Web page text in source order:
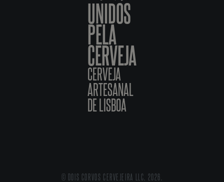
UNIDOS
PELA
CERVEJA
CERVEJA
ARTESANAL
DE LISBOA
© DOIS CORVOS CERVEJEIRA LLC, 2026.